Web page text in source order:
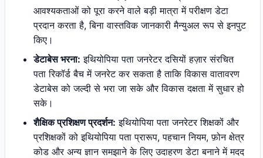
आवश्यकताओं को पूरा करने वाले बड़ी मात्रा में परीक्षण डेटा
प्रदान करता है, बिना वास्तविक जानकारी मैन्युअल रूप से इनपुट
किए।
डेटाबेस भरना: इथियोपिया पता जनरेटर दसियों हज़ार संरचित
पता रिकॉर्ड बैच में जनरेट कर सकता है ताकि विकास वातावरण
डेटाबेस को जल्दी से भरा जा सके और विकास दक्षता में सुधार हो
सके।
शैक्षिक प्रशिक्षण प्रदर्शन: इथियोपिया पता जनरेटर शिक्षकों और
प्रशिक्षकों को इथियोपिया पता प्रारूप, पहचान नियम, फ़ोन क्षेत्र
कोड और अन्य ज्ञान समझाने के लिए उदाहरण डेटा बनाने में मदद